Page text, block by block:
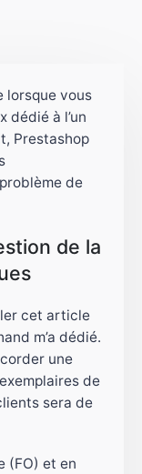
lorsque vous
dédié à l’un
Prestashop
de
de la
cet article
m’a dédié.
une
de
sera de
(FO) et en